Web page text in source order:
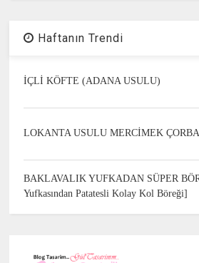
Haftanın Trendi
İÇLİ KÖFTE (ADANA USULU)
LOKANTA USULU MERCİMEK
BAKLAVALIK YUFKADAN SÜPER
Yufkasından Patatesli Kolay Kol Böreği]